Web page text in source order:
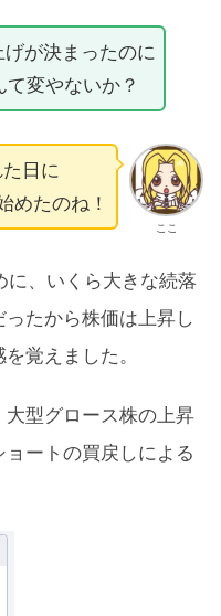
が決まったのに
変やないか？
ここ
日に
めたのね！
、いくら大きな続落
たから株価は上昇し
覚えました。
型グロース株の上昇
ートの買戻しによる